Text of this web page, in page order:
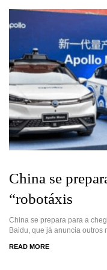
China se
“robotáxis
China se prepara para a
Baidu, que já anuncia outros
READ MORE